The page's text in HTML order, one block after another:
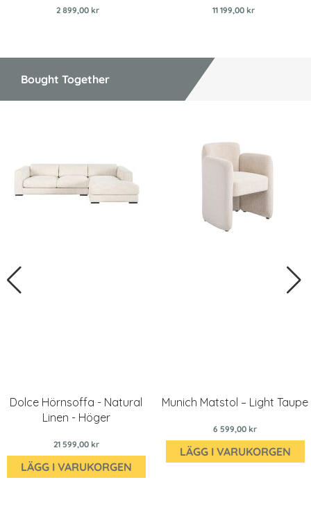
2 899,00 kr 11 199,00 kr
Bought Together
Dolce Hörnsoffa - Natural
Linen - Höger
21 599,00 kr
LÄGG I VARUKORGEN
Munich Matstol – Light Taupe
6 599,00 kr
LÄGG I VARUKORGEN